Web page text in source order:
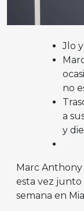
Jlo
no
a
y
Marc
esta vez junto
semana en